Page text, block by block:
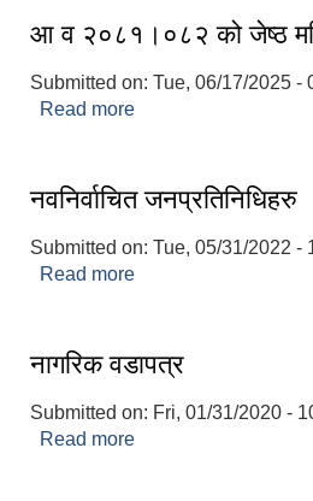
आ व २०८१।०८२ को जेष्ठ
Submitted on: Tue, 06/17/2025 -
Read more
नवनिर्वाचित जनप्रतिनिधिहरु
Submitted on: Tue, 05/31/2022 -
Read more
नागरिक वडापत्र
Submitted on: Fri, 01/31/2020 -
Read more